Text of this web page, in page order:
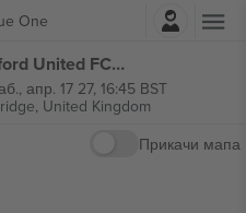
One
Најави се
Cambridge United FC vs Oxford United FC EFL League One билети
апр. 17 27, 16:45 BST
United Kingdom
Прикачи мапа